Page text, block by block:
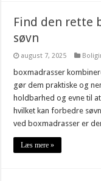
Find den rette
søvn
august 7, 2025
boxmadrasser
gør dem praktiske og
holdbarhed og evne til
hvilket kan forbedre
ved boxmadrasser er
Læs mere »